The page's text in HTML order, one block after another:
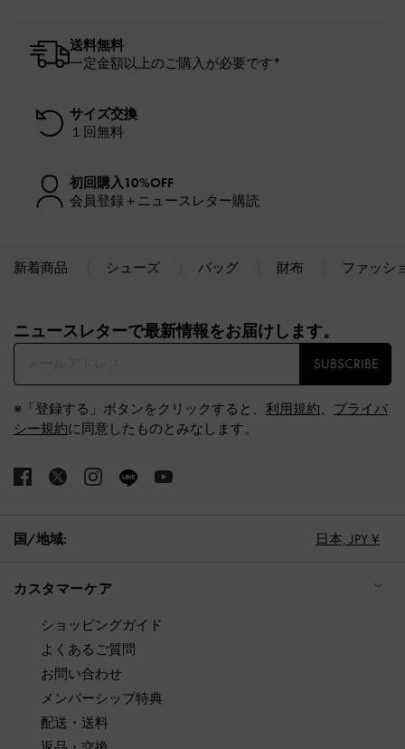
送料無料
一定金額以上のご購入が必要です*
サイズ交換
１回無料
初回購入10%OFF
会員登録＋ニュースレター購読
新着商品 シューズ バッグ 財布 ファッシ
ニュースレターで最新情報をお届けします。​
SUBSCRIBE
※「登録する」ボタンをクリックすると、 利用規約、 プライバ
シー規約に同意したものとみなします。
国/地域: 日本, JPY ¥
カスタマーケア
ショッピングガイド
よくあるご質問
お問い合わせ
メンバーシップ特典
配送・送料